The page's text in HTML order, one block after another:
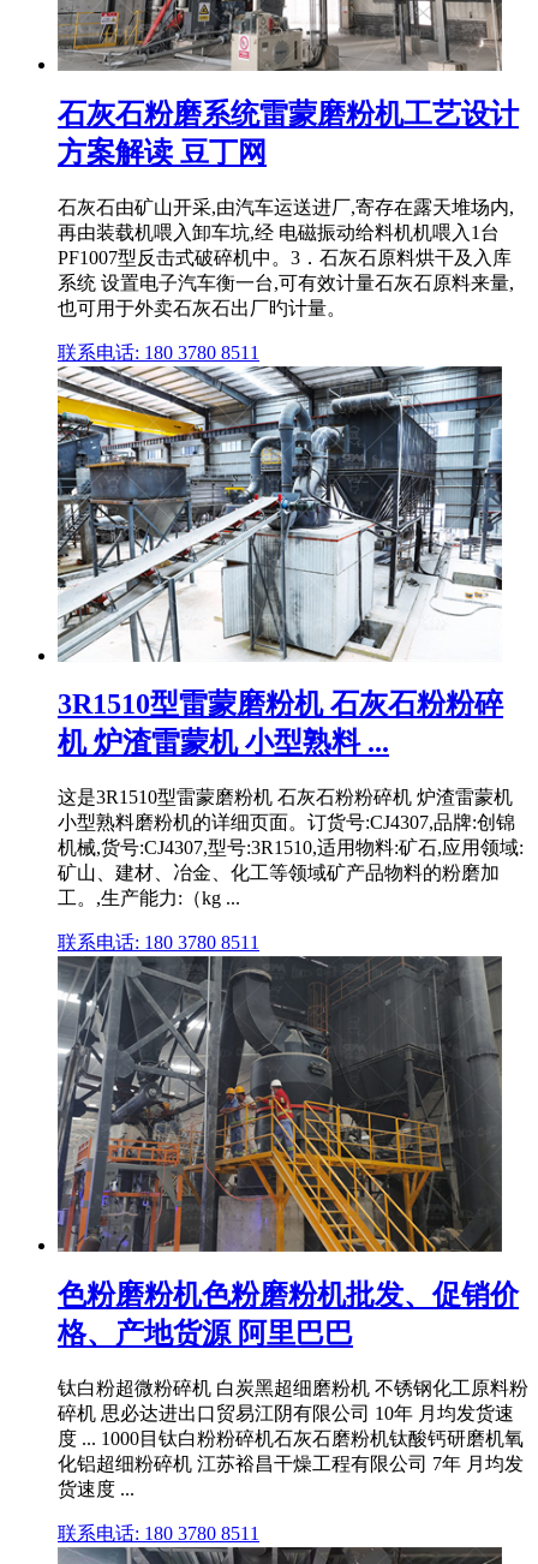
石灰石粉磨系统雷蒙磨粉机工艺设计
方案解读 豆丁网
石灰石由矿山开采,由汽车运送进厂,寄存在露天堆场内,
再由装载机喂入卸车坑,经 电磁振动给料机机喂入1台
PF1007型反击式破碎机中。3．石灰石原料烘干及入库
系统 设置电子汽车衡一台,可有效计量石灰石原料来量,
也可用于外卖石灰石出厂旳计量。
联系电话: 180 3780 8511
3R1510型雷蒙磨粉机 石灰石粉粉碎
机 炉渣雷蒙机 小型熟料 ...
这是3R1510型雷蒙磨粉机 石灰石粉粉碎机 炉渣雷蒙机
小型熟料磨粉机的详细页面。订货号:CJ4307,品牌:创锦
机械,货号:CJ4307,型号:3R1510,适用物料:矿石,应用领域:
矿山、建材、冶金、化工等领域矿产品物料的粉磨加
工。,生产能力:（kg ...
联系电话: 180 3780 8511
色粉磨粉机色粉磨粉机批发、促销价
格、产地货源 阿里巴巴
钛白粉超微粉碎机 白炭黑超细磨粉机 不锈钢化工原料粉
碎机 思必达进出口贸易江阴有限公司 10年 月均发货速
度 ... 1000目钛白粉粉碎机石灰石磨粉机钛酸钙研磨机氧
化铝超细粉碎机 江苏裕昌干燥工程有限公司 7年 月均发
货速度 ...
联系电话: 180 3780 8511